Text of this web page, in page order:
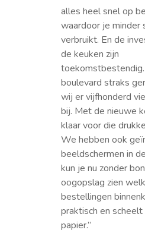
alles heel snel op
waardoor je minder
verbruikt. En de
de keuken zijn
boulevard straks
wij er vijfhonderd
bij. Met de nieuwe
klaar voor die
We hebben ook
beeldschermen in
kun je nu zonder
oogopslag zien
bestellingen
praktisch en
papier.”